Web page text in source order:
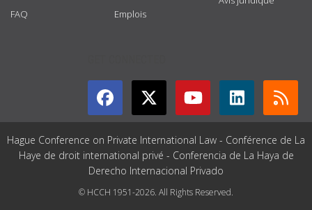
FAQ
Emplois
Hague Conference on Private International Law - Conférence de La
Haye de droit international privé - Conferencia de La Haya de
Derecho Internacional Privado
© HCCH 1951-2026. All Rights Reserved.